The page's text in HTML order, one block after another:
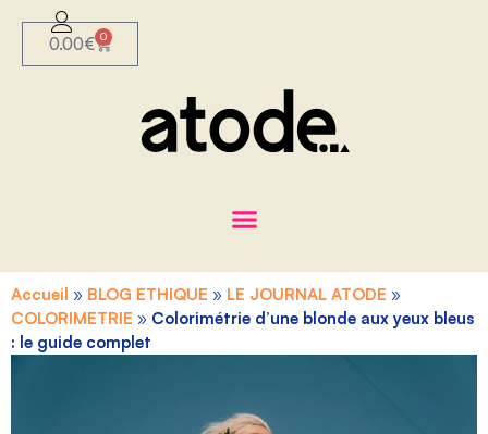
0.00€ 0
Accueil » BLOG ETHIQUE » LE JOURNAL ATODE »
COLORIMETRIE » Colorimétrie d’une blonde aux yeux bleus
: le guide complet